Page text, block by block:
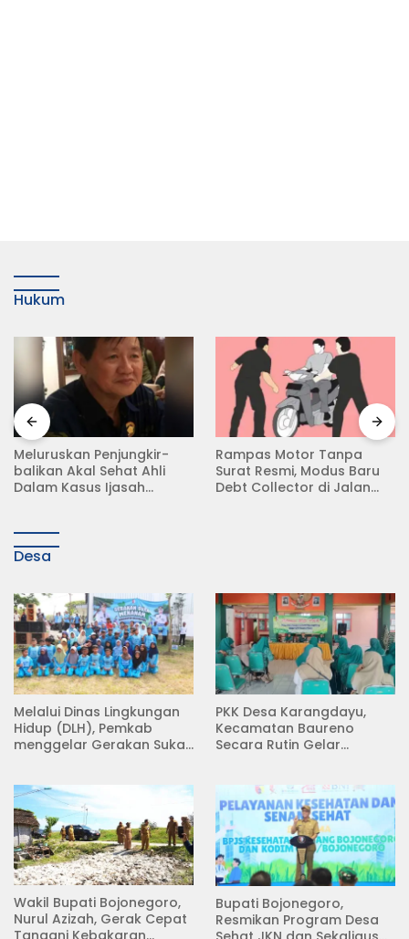
Hukum
Meluruskan Penjungkir-
balikan Akal Sehat Ahli
Dalam Kasus Ijasah
Rampas Motor Tanpa
Surat Resmi, Modus Baru
Debt Collector di Jalan
Desa
Melalui Dinas Lingkungan
Hidup (DLH), Pemkab
menggelar Gerakan Suka
PKK Desa Karangdayu,
Kecamatan Baureno
Secara Rutin Gelar
Wakil Bupati Bojonegoro,
Nurul Azizah, Gerak Cepat
Bupati Bojonegoro,
Resmikan Program Desa